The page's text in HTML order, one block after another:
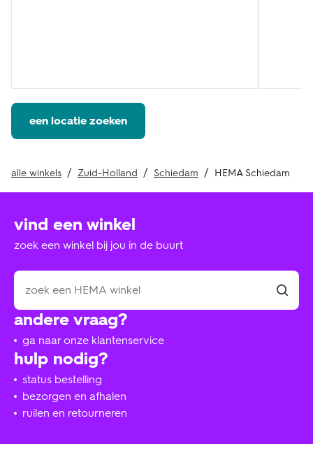
een locatie zoeken
alle winkels Zuid-Holland Schiedam HEMA Schiedam
hulp nodig?
status bestelling
bezorgen en afhalen
ruilen en retourneren
andere vraag?
ga naar onze klantenservice
vind een winkel
zoek een winkel bij jou in de buurt